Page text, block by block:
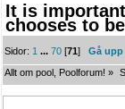
It is
chooses to
Sidor:1 ...70 [71]Gå upp
Allt om pool, Poolforum! »